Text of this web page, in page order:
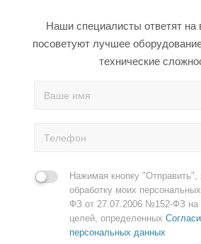
Наши специалисты ответят на
посоветуют лучшее
технические
Нажимая кнопку
обработку моих
ФЗ от 27.07.2006 №152-ФЗ на
целей, определенных
персональных данных